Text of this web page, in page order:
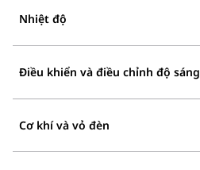
Nhiệt độ
Điều khiển và điều chỉnh độ sáng
Cơ khí và vỏ đèn